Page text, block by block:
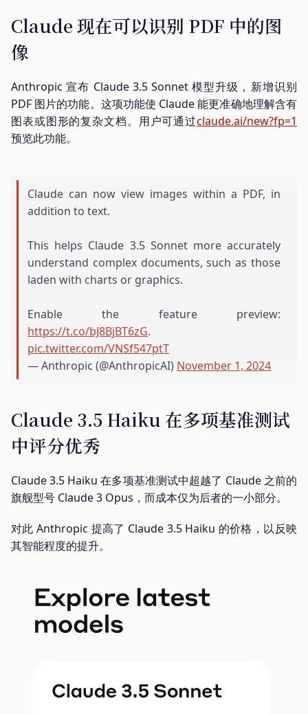
Claude 现在可以识别 PDF 中的图
像
Anthropic 宣布 Claude 3.5 Sonnet 模型升级，新增识别
PDF 图片的功能。这项功能使 Claude 能更准确地理解含有
图表或图形的复杂文档。用户可通过claude.ai/new?fp=1
预览此功能。
Claude can now view images within a PDF, in
addition to text.
This helps Claude 3.5 Sonnet more accurately
understand complex documents, such as those
laden with charts or graphics.
Enable the feature preview:
https://t.co/bJ8BjBT6zG.
pic.twitter.com/VNSf547ptT
— Anthropic (@AnthropicAI) November 1, 2024
Claude 3.5 Haiku 在多项基准测试
中评分优秀
Claude 3.5 Haiku 在多项基准测试中超越了 Claude 之前的
旗舰型号 Claude 3 Opus，而成本仅为后者的一小部分。
对此 Anthropic 提高了 Claude 3.5 Haiku 的价格，以反映
其智能程度的提升。